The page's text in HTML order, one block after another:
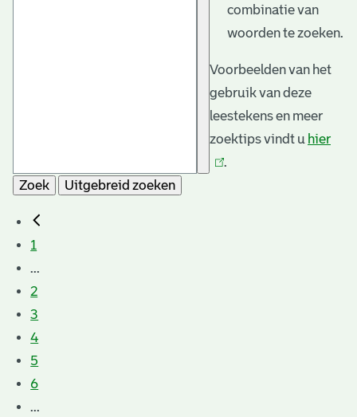
combinatie van
woorden te zoeken.
Voorbeelden van het
gebruik van deze
leestekens en meer
zoektips vindt u hier
.
Zoek
Uitgebreid zoeken
1
...
2
3
4
5
6
...